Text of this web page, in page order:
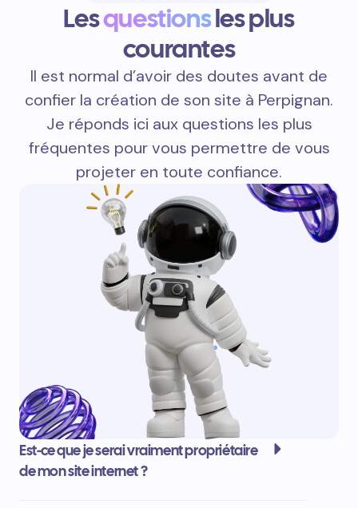
Lesquestionsles plus
courantes
Il est normal d’avoir des doutes avant de
confier la création de son site à Perpignan.
Je réponds ici aux questions les plus
fréquentes pour vous permettre de vous
projeter en toute confiance.
Est-ce que je serai vraiment propriétaire
de mon site internet ?